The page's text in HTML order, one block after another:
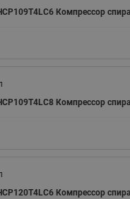
Компрессор
Компрессор
Компрессор